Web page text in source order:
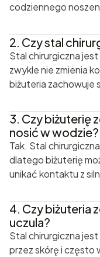
codziennego
2. Czy stal
Stal chirurgiczna
zwykle nie zmienia
biżuteria zachowuje
3. Czy biżuterię
nosić w wodzie?
Tak. Stal
dlatego biżuterię
unikać kontaktu z
4. Czy biżuteria
uczula?
Stal chirurgiczna
przez skórę i często